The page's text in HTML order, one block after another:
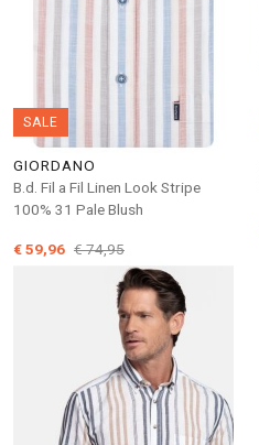
SALE
GIORDANO
B.d. Fil a Fil Linen Look Stripe
100% 31 Pale Blush
€ 59,96 € 74,95